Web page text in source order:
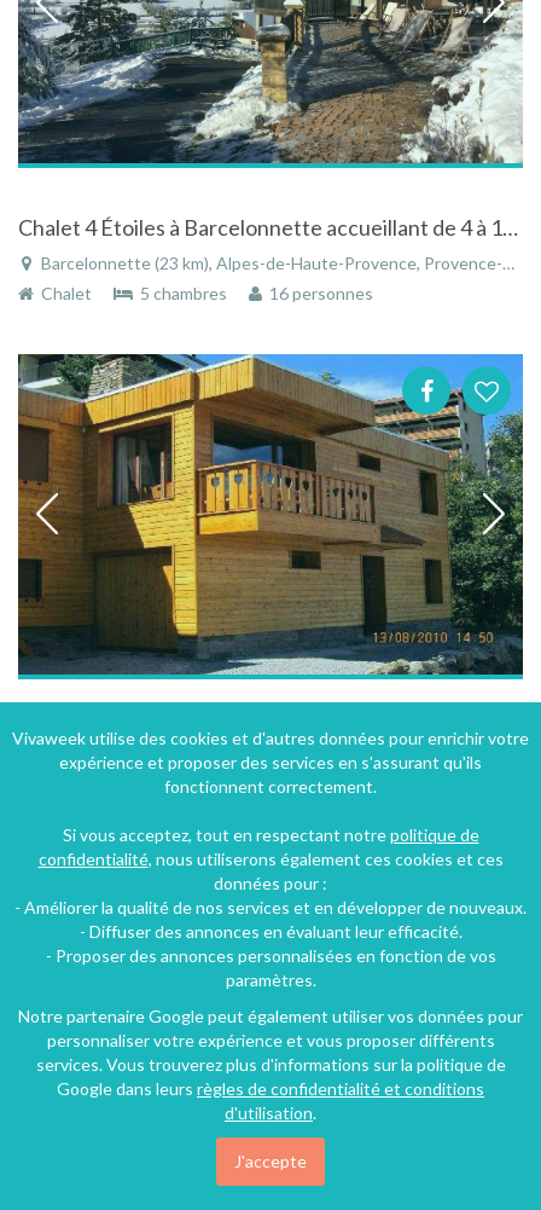
Chalet 4 Étoiles à Barcelonnette accueillant de 4 à 12 personnes
Barcelonnette (23 km), Alpes-de-Haute-Provence, Provence-Alpes-Côte d'Azur, France
Chalet
5 chambres 16 personnes
Chalet à Pra Loup dans les Alpes-de-Haute-Provence avec vue sur la vallée de Barcelonnette
Pra-Loup (23 km), Alpes-de-Haute-Provence, Provence-Alpes-Côte d'Azur, France
76€/nuit
Vivaweek utilise des cookies et d'autres données pour enrichir votre
expérience et proposer des services en s'assurant qu'ils
fonctionnent correctement.
Si vous acceptez, tout en respectant notrepolitique de
confidentialité, nous utiliserons également ces cookies et ces
données pour :
- Améliorer la qualité de nos services et en développer de nouveaux.
- Diffuser des annonces en évaluant leur efficacité.
- Proposer des annonces personnalisées en fonction de vos
paramètres.
Notre partenaire Google peut également utiliser vos données pour
personnaliser votre expérience et vous proposer différents
services. Vous trouverez plus d'informations sur la politique de
Google dans leurs règles de confidentialité et conditions
d'utilisation.
J'accepte